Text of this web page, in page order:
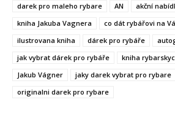
darek pro maleho rybare
AN
akční
kniha Jakuba Vagnera
co dát rybářovi na
ilustrovana kniha
dárek pro rybáře
jak vybrat dárek pro rybáře
kniha
Jakub Vágner
jaky darek vybrat pro rybare
originalni darek pro rybare